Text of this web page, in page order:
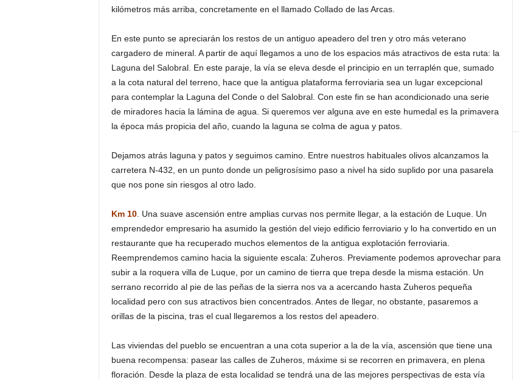
kilómetros más arriba, concretamente en el llamado Collado de las Arcas.
En este punto se apreciarán los restos de un antiguo apeadero del tren y otro más veterano
cargadero de mineral. A partir de aquí llegamos a uno de los espacios más atractivos de esta ruta: la
Laguna del Salobral. En este paraje, la vía se eleva desde el principio en un terraplén que, sumado
a la cota natural del terreno, hace que la antigua plataforma ferroviaria sea un lugar excepcional
para contemplar la Laguna del Conde o del Salobral. Con este fin se han acondicionado una serie
de miradores hacia la lámina de agua. Si queremos ver alguna ave en este humedal es la primavera
la época más propicia del año, cuando la laguna se colma de agua y patos.
Dejamos atrás laguna y patos y seguimos camino. Entre nuestros habituales olivos alcanzamos la
carretera N-432, en un punto donde un peligrosísimo paso a nivel ha sido suplido por una pasarela
que nos pone sin riesgos al otro lado.
Km 10. Una suave ascensión entre amplias curvas nos permite llegar, a la estación de Luque. Un
emprendedor empresario ha asumido la gestión del viejo edificio ferroviario y lo ha convertido en un
restaurante que ha recuperado muchos elementos de la antigua explotación ferroviaria.
Reemprendemos camino hacia la siguiente escala: Zuheros. Previamente podemos aprovechar para
subir a la roquera villa de Luque, por un camino de tierra que trepa desde la misma estación. Un
serrano recorrido al pie de las peñas de la sierra nos va a acercando hasta Zuheros pequeña
localidad pero con sus atractivos bien concentrados. Antes de llegar, no obstante, pasaremos a
orillas de la piscina, tras el cual llegaremos a los restos del apeadero.
Las viviendas del pueblo se encuentran a una cota superior a la de la vía, ascensión que tiene una
buena recompensa: pasear las calles de Zuheros, máxime si se recorren en primavera, en plena
floración. Desde la plaza de esta localidad se tendrá una de las mejores perspectivas de esta vía